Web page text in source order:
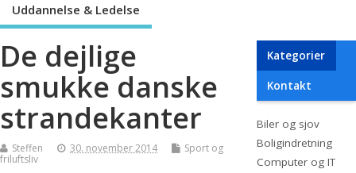
Uddannelse & Ledelse
De dejlige
smukke danske
strandekanter
Steffen 30. november 2014
Sport og
friluftsliv
Kategorier
Kontakt
Biler og sjov
Boligindretning
Computer og IT